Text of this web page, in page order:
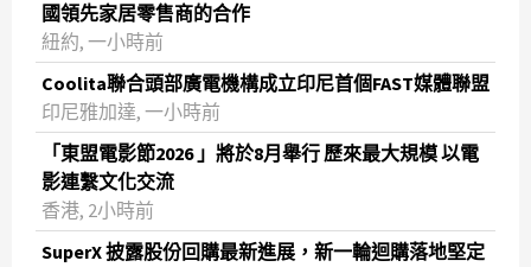
國領先家居零售商的合作
紐約, 一小時前
Coolita聯合頭部廣電機構成立印尼首個FAST媒體聯盟
印尼雅加達, 一小時前
「東盟電影節2026 」將於8月舉行 歷來最大規模 以電
影連繫文化交流
香港, 2小時前
SuperX 披露股份回購最新進展，新一輪迴購落地堅定